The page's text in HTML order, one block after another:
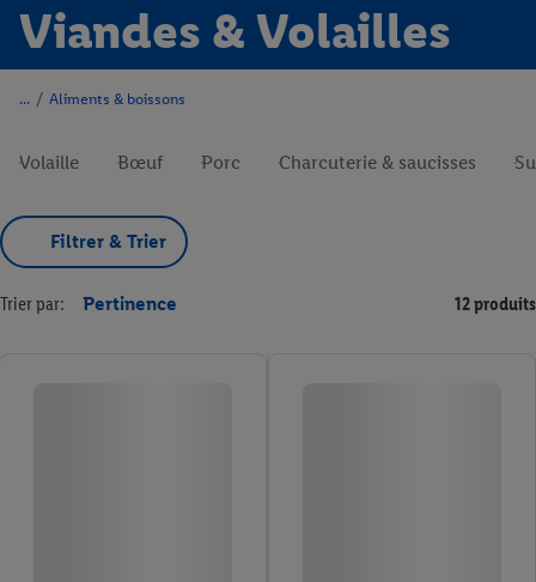
Viandes & Volailles
/ Aliments & boissons
Volaille Bœuf Porc Charcuterie & saucisses
Filtrer & Trier
Trier par: Pertinence 12 produits